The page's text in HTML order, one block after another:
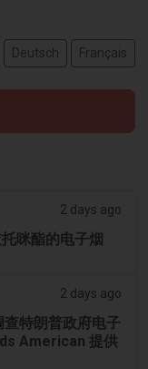
Deutsch Français
2 days ago
咪酯的电子烟
2 days ago
查特朗普政府电子
American 提供